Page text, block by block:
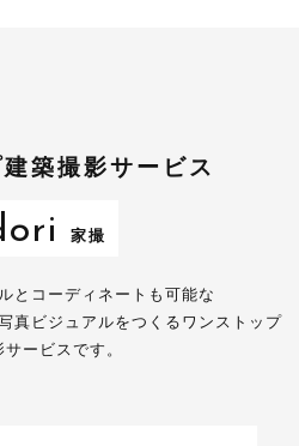
築撮影サービス
家撮
とコーディネートも可能な
真ビジュアルをつくるワンストップ
ービスです。